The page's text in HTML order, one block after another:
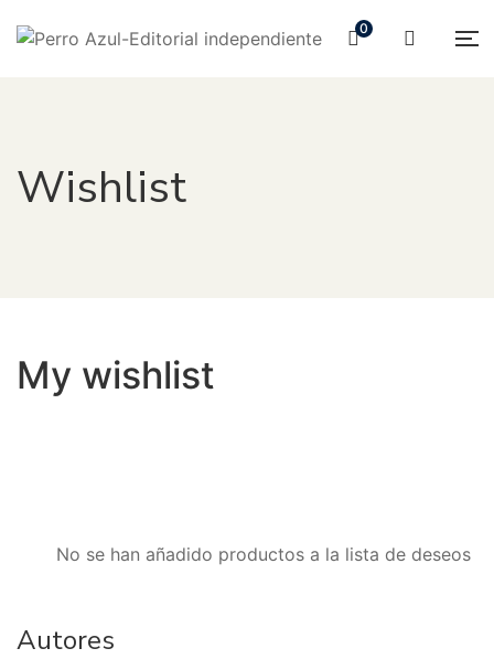
0
Wishlist
My wishlist
No se han añadido productos a la lista de deseos
Autores